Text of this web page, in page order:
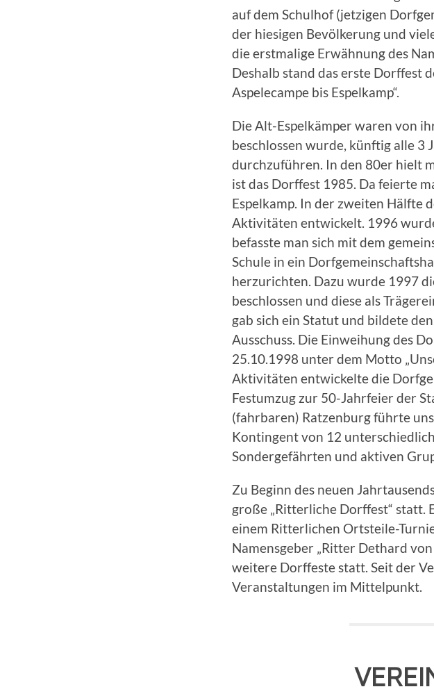
auf dem Schulhof (jetzigen
der hiesigen Bevölkerung und
die erstmalige Erwähnung des
Deshalb stand das erste Dorffest
Aspelecampe bis Espelkamp“.
Die Alt-Espelkämper waren von
beschlossen wurde, künftig alle 3
durchzuführen. In den 80er hielt
ist das Dorffest 1985. Da feierte
Espelkamp. In der zweiten Hälfte
Aktivitäten entwickelt. 1996
befasste man sich mit dem
Schule in ein
herzurichten. Dazu wurde 1997
beschlossen und diese als
gab sich ein Statut und bildete
Ausschuss. Die Einweihung des
25.10.1998 unter dem Motto
Aktivitäten entwickelte die
Festumzug zur 50-Jahrfeier der
(fahrbaren) Ratzenburg führte
Kontingent von 12
Sondergefährten und aktiven
Zu Beginn des neuen
große „Ritterliche Dorffest“ statt.
einem Ritterlichen Ortsteile-
Namensgeber „Ritter Dethard
weitere Dorffeste statt. Seit der
Veranstaltungen im Mittelpunkt.